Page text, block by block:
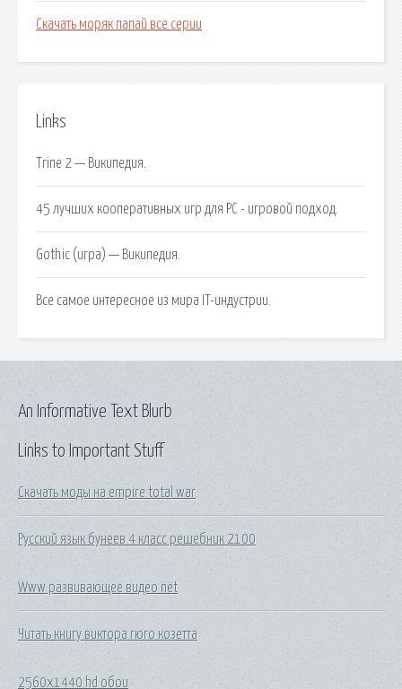
Скачать моряк папай все серии
Links
Trine 2 — Википедия.
45 лучших кооперативных игр для PC - игровой подход.
Gothic (игра) — Википедия.
Все самое интересное из мира IT-индустрии.
Links to Important Stuff
Скачать моды на empire total war
Русский язык бунеев 4 класс решебник 2100
Www развивающее видео net
Читать книгу виктора гюго козетта
2560x1440 hd обои
An Informative Text Blurb